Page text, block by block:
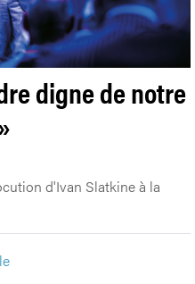
digne de notre
d'Ivan Slatkine à la